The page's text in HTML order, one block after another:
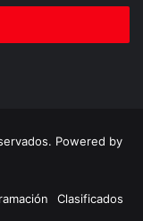
Powered by
Clasificados